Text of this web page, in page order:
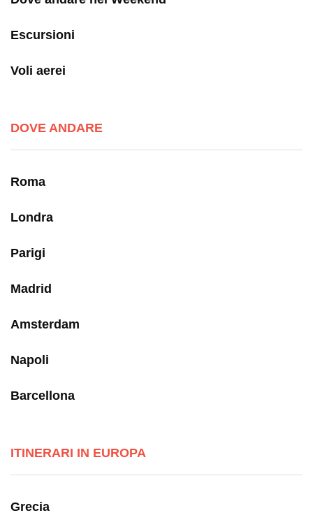
Escursioni
Voli aerei
DOVE ANDARE
Roma
Londra
Parigi
Madrid
Amsterdam
Napoli
Barcellona
ITINERARI IN EUROPA
Grecia